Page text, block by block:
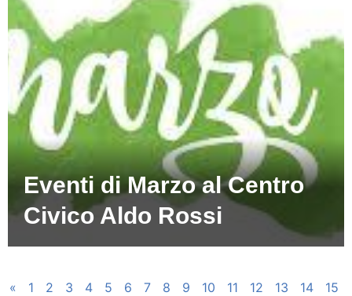
Eventi di Marzo al Centro
Civico Aldo Rossi
« 1 2 3 4 5 6 7 8 9 10 11 12 13 14
15